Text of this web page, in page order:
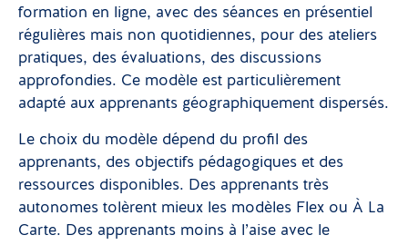
formation en ligne, avec des séances en présentiel
régulières mais non quotidiennes, pour des ateliers
pratiques, des évaluations, des discussions
approfondies. Ce modèle est particulièrement
adapté aux apprenants géographiquement dispersés.
Le choix du modèle dépend du profil des
apprenants, des objectifs pédagogiques et des
ressources disponibles. Des apprenants très
autonomes tolèrent mieux les modèles Flex ou À La
Carte. Des apprenants moins à l’aise avec le